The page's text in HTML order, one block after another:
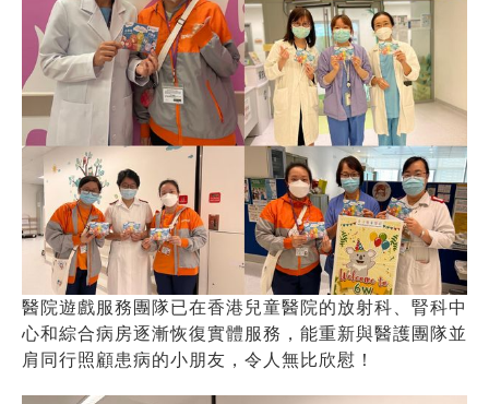
醫院遊戲服務團隊已在香港兒童醫院的放射科、腎科中
心和綜合病房逐漸恢復實體服務，能重新與醫護團隊並
肩同行照顧患病的小朋友，令人無比欣慰！